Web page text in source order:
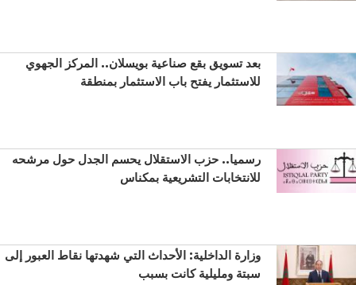
بعد تسويق بقع صناعية بويسلان.. المركز الجهوي
للاستثمار يفتح باب الاستثمار بمنطقة
رسميا.. حزب الاستقلال يحسم الجدل حول مرشحه
للانتخابات التشريعية بمكناس
وزارة الداخلية: الأحداث التي شهدتها نقاط العبور إلى
سبتة ومليلية كانت بسبب